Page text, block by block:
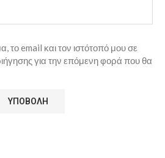
το email και τον ιστότοπό μου σε
για την επόμενη φορά που θα